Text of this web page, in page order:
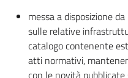
messa a disposizione
sulle relative
catalogo contenente
atti normativi,
con le novità